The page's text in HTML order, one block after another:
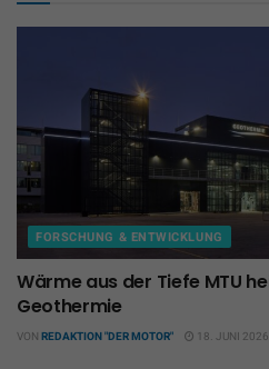
FORSCHUNG & ENTWICKLUNG
Wärme aus der Tiefe MTU
Geothermie
VON REDAKTION "DER MOTOR" 18. JUNI 2026